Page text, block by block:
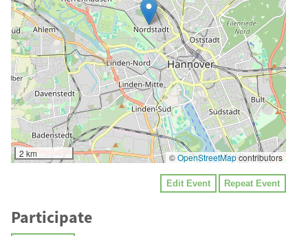
2 km ©OpenStreetMapcontributors
Edit Event Repeat Event
Participate